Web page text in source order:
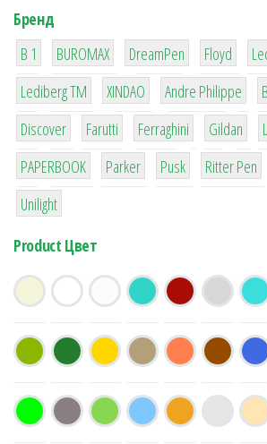
Бренд
B 1
1
BUROMAX
1
DreamPen
2
Floyd
3
Lediberg ТМ
3
XINDAO
1
Andre Philippe
64
Discover
299
Farutti
4
Ferraghini
42
Gildan
8
PAPERBOOK
6
Parker
2
Pusk
22
Ritter Pen
1
Unilight
Product Цвет